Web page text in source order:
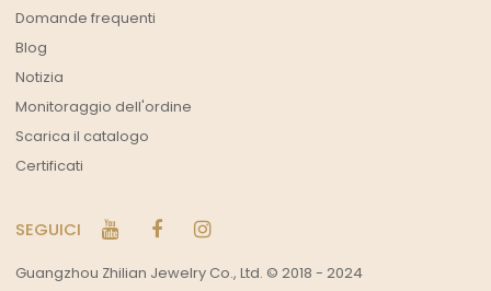
Domande frequenti
Blog
Notizia
Monitoraggio dell'ordine
Scarica il catalogo
Certificati
SEGUICI
Guangzhou Zhilian Jewelry Co., Ltd. © 2018 - 2024